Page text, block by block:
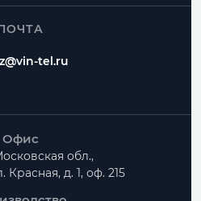
tel.ru
Офис
обл.,
д. 1, оф. 215